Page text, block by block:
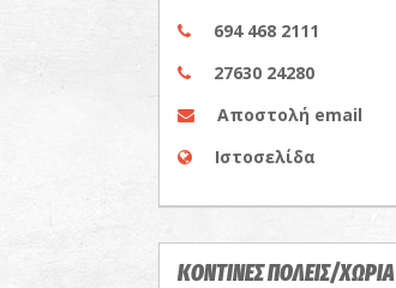
694 468 2111
27630 24280
Αποστολή email
Ιστοσελίδα
ΚΟΝΤΙΝΕΣ ΠΟΛΕΙΣ/ΧΩΡΙΑ